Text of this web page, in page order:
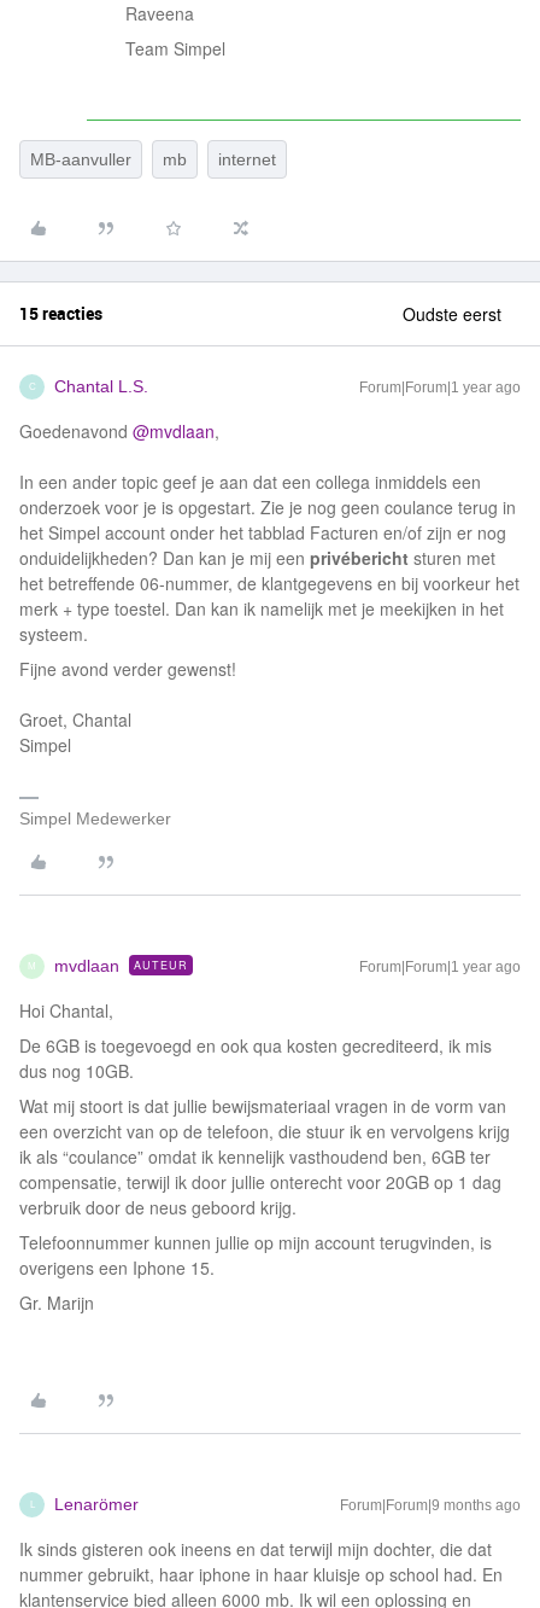
Raveena
Team Simpel
MB-aanvuller mb internet
15 reacties Oudste eerst
C Chantal L.S. Forum|Forum|1 year ago
Goedenavond ​ @mvdlaan,
In een ander topic geef je aan dat een collega inmiddels een
onderzoek voor je is opgestart. Zie je nog geen coulance terug in
het Simpel account onder het tabblad Facturen en/of zijn er nog
onduidelijkheden? Dan kan je mij een privébericht sturen met
het betreffende 06-nummer, de klantgegevens en bij voorkeur het
merk + type toestel. Dan kan ik namelijk met je meekijken in het
systeem.
Fijne avond verder gewenst!
Groet, Chantal
Simpel
Simpel Medewerker
M mvdlaan AUTEUR Forum|Forum|1 year ago
Hoi Chantal,
De 6GB is toegevoegd en ook qua kosten gecrediteerd, ik mis
dus nog 10GB.
Wat mij stoort is dat jullie bewijsmateriaal vragen in de vorm van
een overzicht van op de telefoon, die stuur ik en vervolgens krijg
ik als “coulance” omdat ik kennelijk vasthoudend ben, 6GB ter
compensatie, terwijl ik door jullie onterecht voor 20GB op 1 dag
verbruik door de neus geboord krijg.
Telefoonnummer kunnen jullie op mijn account terugvinden, is
overigens een Iphone 15.
Gr. Marijn
L Lenarömer Forum|Forum|9 months ago
Ik sinds gisteren ook ineens en dat terwijl mijn dochter, die dat
nummer gebruikt, haar iphone in haar kluisje op school had. En
klantenservice bied alleen 6000 mb. Ik wil een oplossing en